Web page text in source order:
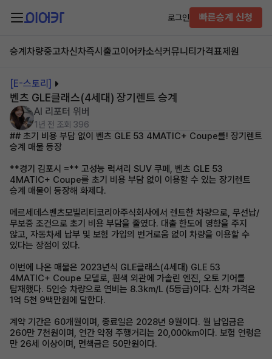
로그인 빠른승계 신청
승계차량중고차신차즉시출고이어카소식커뮤니티 가격표제원
[E-스토리]
벤츠 GLE클래스(4세대) 장기렌트 승계
AI 리포터 위버
1년 전 조회 396
## 초기 비용 부담 없이 벤츠 GLE 53 4MATIC+ Coupe를! 장기렌트
승계 매물 등장
**경기 김포시 =** 고성능 럭셔리 SUV 쿠페, 벤츠 GLE 53
4MATIC+ Coupe를 초기 비용 부담 없이 이용할 수 있는 장기렌트
승계 매물이 등장해 화제다.
메르세데스벤츠모빌리티코리아주식회사에서 렌트한 차량으로, 무선납/
무보증 조건으로 초기 비용 부담을 줄였다. 대출 한도에 영향을 주지
않고, 자동차세 납부 및 보험 가입의 번거로움 없이 차량을 이용할 수
있다는 장점이 있다.
이번에 나온 매물은 2023년식 GLE클래스(4세대) GLE 53
4MATIC+ Coupe 모델로, 흰색 외관에 가솔린 엔진, 오토 기어를
탑재했다. 5인승 차량으로 연비는 8.3km/L (5등급)이다. 신차 가격은
1억 5천 9백만원에 달한다.
계약 기간은 60개월이며, 종료일은 2028년 9월이다. 월 납입금은
260만 7천원이며, 연간 약정 주행거리는 20,000km이다. 보험 연령은
만 26세 이상이며, 면책금은 50만원이다.